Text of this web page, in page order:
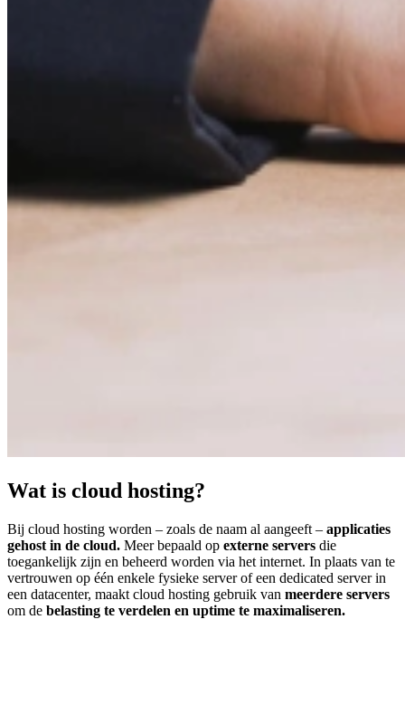
Wat is cloud hosting?
Bij cloud hosting worden – zoals de naam al aangeeft – applicaties
gehost in de cloud. Meer bepaald op externe servers die
toegankelijk zijn en beheerd worden via het internet. In plaats van te
vertrouwen op één enkele fysieke server of een dedicated server in
een datacenter, maakt cloud hosting gebruik van meerdere servers
om de belasting te verdelen en uptime te maximaliseren.